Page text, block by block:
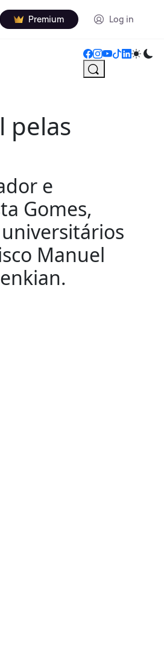
Premium Log in
pelas
e
Gomes,
Manuel